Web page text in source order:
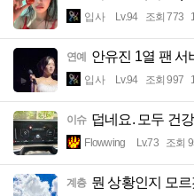
입사 Lv.94 조회 773
연예 안유진 1열 팬 서
입사 Lv.94 조회 997
이슈 덥네요. 모두 건
Flowwing Lv.73 조회
계층 뭔 상황인지 모